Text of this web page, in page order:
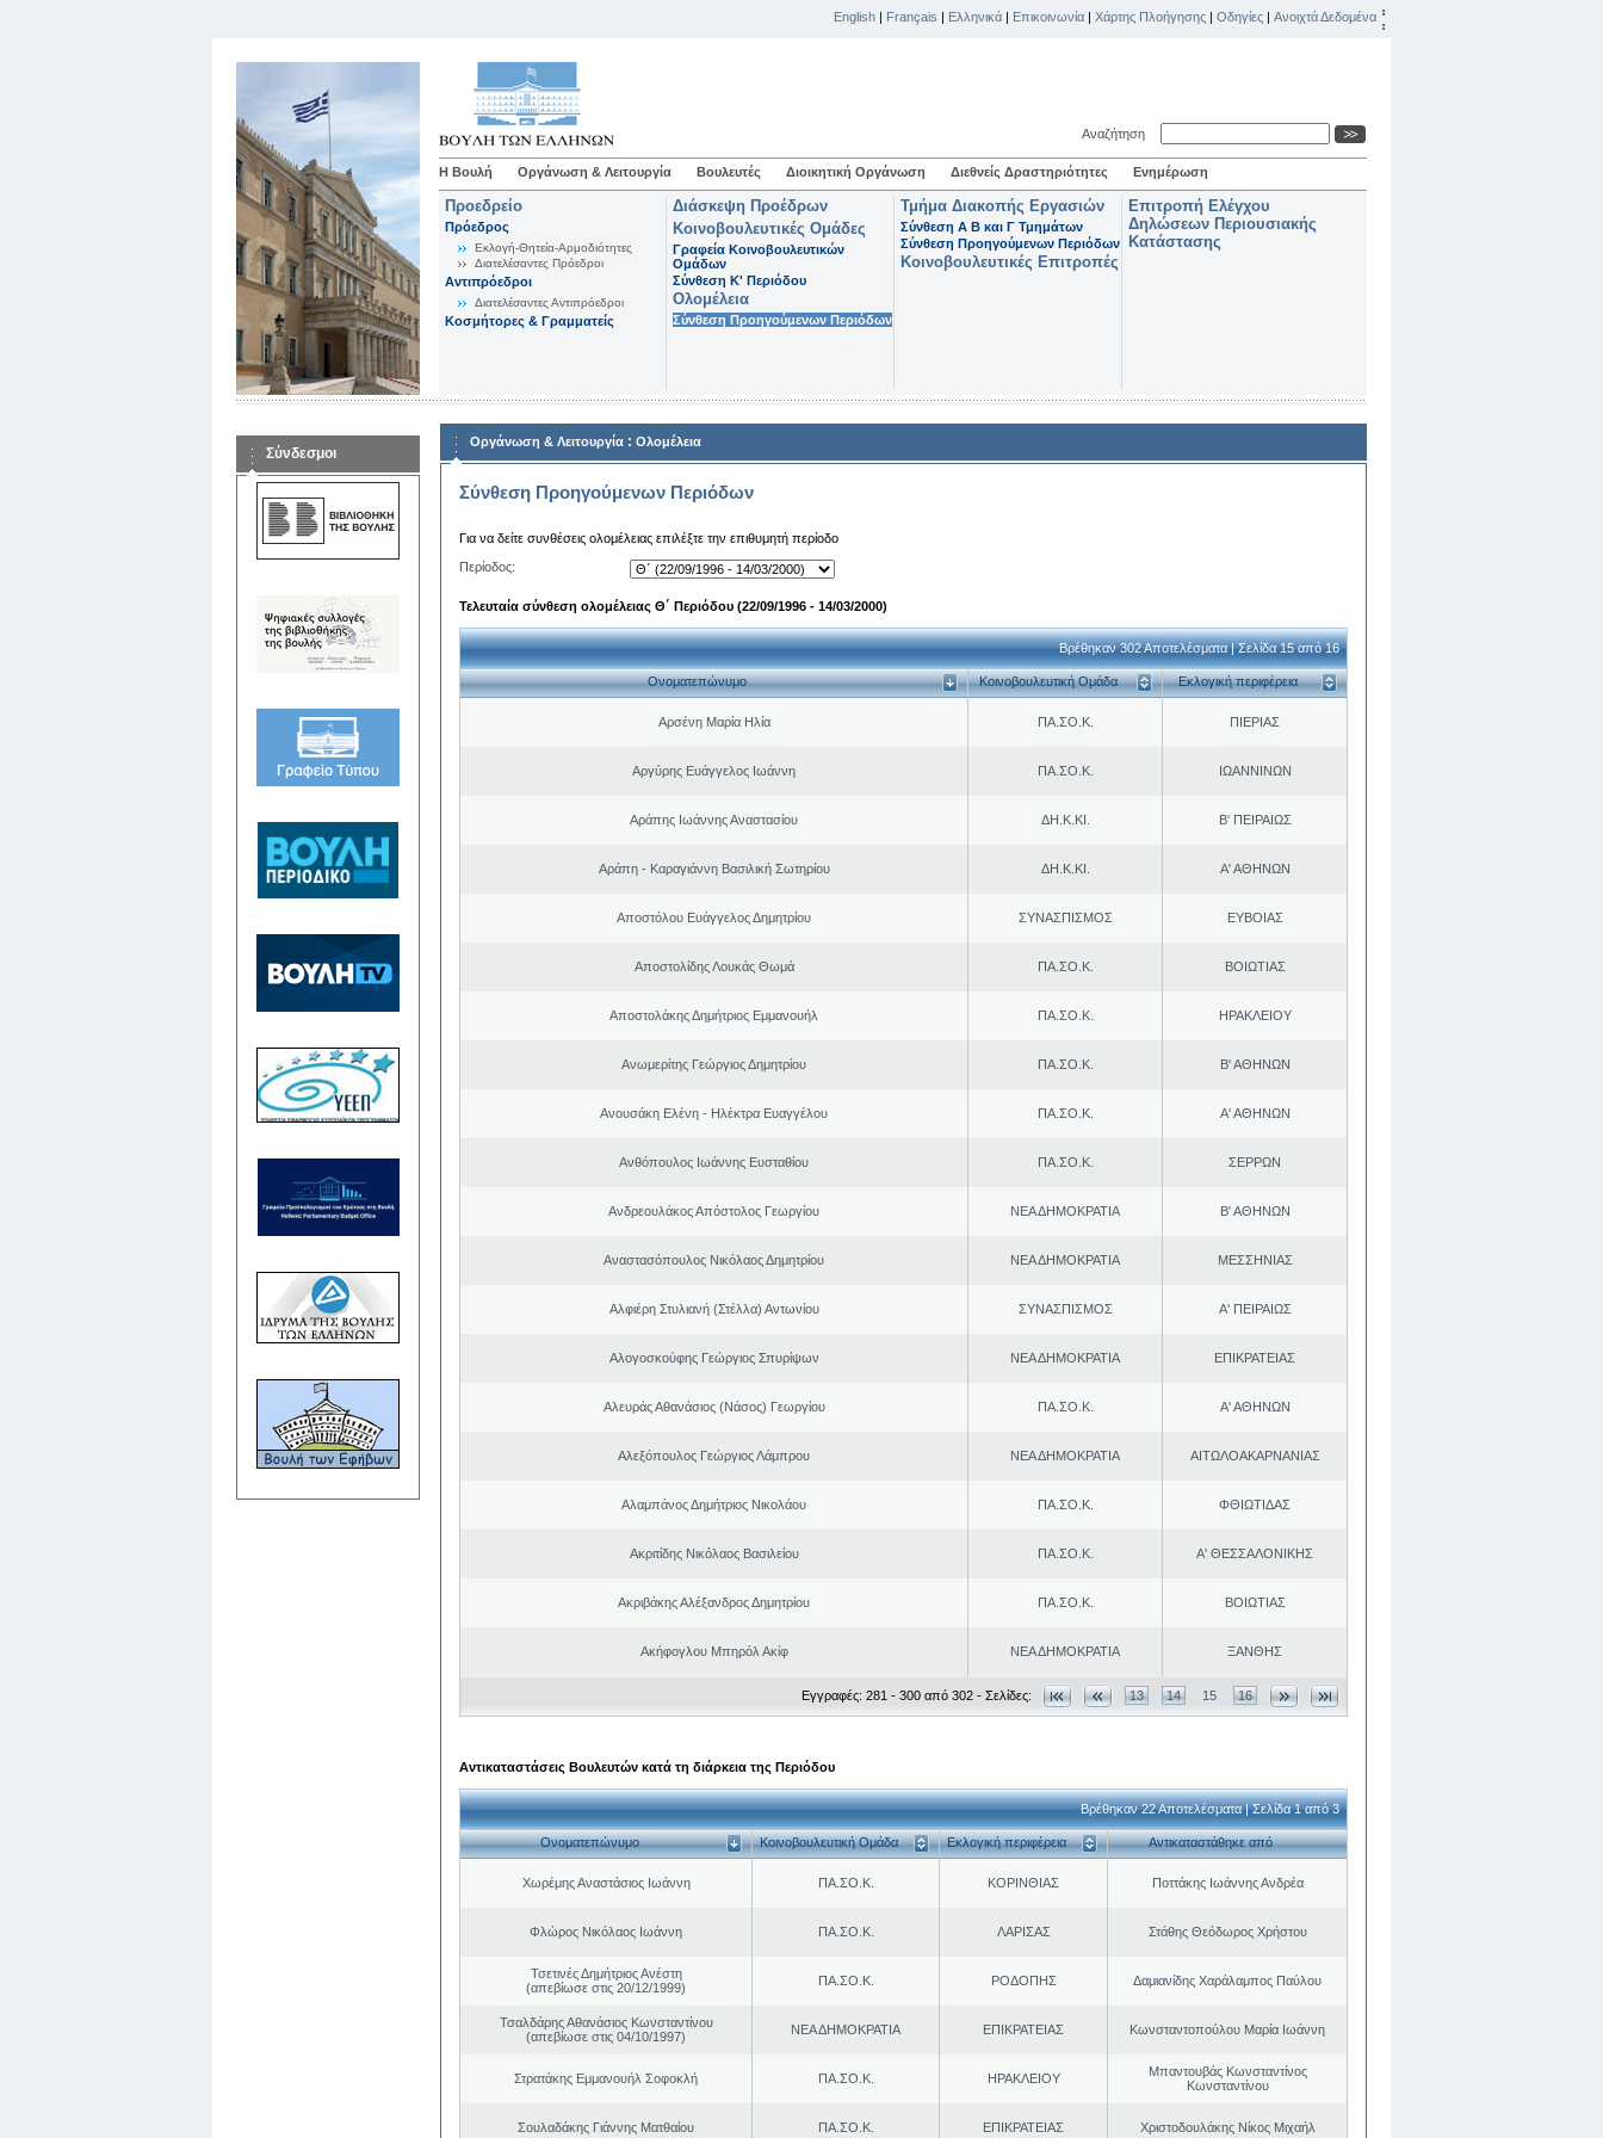
English | Français | Ελληνικά | Επικοινωνία | Χάρτης Πλοήγησης | Οδηγίες | Ανοιχτά Δεδομένα
Αναζήτηση
Η Βουλή Οργάνωση & Λειτουργία Βουλευτές Διοικητική Οργάνωση Διεθνείς Δραστηριότητες Ενημέρωση
Προεδρείο
Πρόεδρος
Εκλογή-Θητεία-Αρμοδιότητες
Διατελέσαντες Πρόεδροι
Αντιπρόεδροι
Διατελέσαντες Αντιπρόεδροι
Κοσμήτορες & Γραμματείς
Διάσκεψη Προέδρων
Κοινοβουλευτικές Ομάδες
Γραφεία Κοινοβουλευτικών
Ομάδων
Σύνθεση K' Περιόδου
Ολομέλεια
Σύνθεση Προηγούμενων Περιόδων
Τμήμα Διακοπής Εργασιών
Σύνθεση Α Β και Γ Τμημάτων
Σύνθεση Προηγούμενων Περιόδων
Κοινοβουλευτικές Επιτροπές
Επιτροπή Ελέγχου
Δηλώσεων Περιουσιακής
Κατάστασης
Σύνδεσμοι
Οργάνωση & Λειτουργία : Ολομέλεια
Σύνθεση Προηγούμενων Περιόδων
Για να δείτε συνθέσεις ολομέλειας επιλέξτε την επιθυμητή περίοδο
Περίοδος:
Τελευταία σύνθεση ολομέλειας Θ΄ Περιόδου (22/09/1996 - 14/03/2000)
Βρέθηκαν 302 Αποτελέσματα | Σελίδα 15 από 16
Ονοματεπώνυμο Κοινοβουλευτική Ομάδα Εκλογική περιφέρεια
Αρσένη Μαρία Ηλία ΠΑ.ΣΟ.Κ. ΠΙΕΡΙΑΣ
Αργύρης Ευάγγελος Ιωάννη ΠΑ.ΣΟ.Κ. ΙΩΑΝΝΙΝΩΝ
Αράπης Ιωάννης Αναστασίου ΔΗ.Κ.ΚΙ. Β' ΠΕΙΡΑΙΩΣ
Αράπη - Καραγιάννη Βασιλική Σωτηρίου ΔΗ.Κ.ΚΙ. Α' ΑΘΗΝΩΝ
Αποστόλου Ευάγγελος Δημητρίου ΣΥΝΑΣΠΙΣΜΟΣ ΕΥΒΟΙΑΣ
Αποστολίδης Λουκάς Θωμά ΠΑ.ΣΟ.Κ. ΒΟΙΩΤΙΑΣ
Αποστολάκης Δημήτριος Εμμανουήλ ΠΑ.ΣΟ.Κ. ΗΡΑΚΛΕΙΟΥ
Ανωμερίτης Γεώργιος Δημητρίου ΠΑ.ΣΟ.Κ. Β' ΑΘΗΝΩΝ
Ανουσάκη Ελένη - Ηλέκτρα Ευαγγέλου ΠΑ.ΣΟ.Κ. Α' ΑΘΗΝΩΝ
Ανθόπουλος Ιωάννης Ευσταθίου ΠΑ.ΣΟ.Κ. ΣΕΡΡΩΝ
Ανδρεουλάκος Απόστολος Γεωργίου ΝΕΑ ΔΗΜΟΚΡΑΤΙΑ Β' ΑΘΗΝΩΝ
Αναστασόπουλος Νικόλαος Δημητρίου ΝΕΑ ΔΗΜΟΚΡΑΤΙΑ ΜΕΣΣΗΝΙΑΣ
Αλφιέρη Στυλιανή (Στέλλα) Αντωνίου ΣΥΝΑΣΠΙΣΜΟΣ Α' ΠΕΙΡΑΙΩΣ
Αλογοσκούφης Γεώργιος Σπυρίψων ΝΕΑ ΔΗΜΟΚΡΑΤΙΑ ΕΠΙΚΡΑΤΕΙΑΣ
Αλευράς Αθανάσιος (Νάσος) Γεωργίου ΠΑ.ΣΟ.Κ. Α' ΑΘΗΝΩΝ
Αλεξόπουλος Γεώργιος Λάμπρου ΝΕΑ ΔΗΜΟΚΡΑΤΙΑ ΑΙΤΩΛΟΑΚΑΡΝΑΝΙΑΣ
Αλαμπάνος Δημήτριος Νικολάου ΠΑ.ΣΟ.Κ. ΦΘΙΩΤΙΔΑΣ
Ακριτίδης Νικόλαος Βασιλείου ΠΑ.ΣΟ.Κ. Α' ΘΕΣΣΑΛΟΝΙΚΗΣ
Ακριβάκης Αλέξανδρος Δημητρίου ΠΑ.ΣΟ.Κ. ΒΟΙΩΤΙΑΣ
Ακήφογλου Μπηρόλ Ακίφ ΝΕΑ ΔΗΜΟΚΡΑΤΙΑ ΞΑΝΘΗΣ
Εγγραφές: 281 - 300 από 302 - Σελίδες: 13 14 15 16
Αντικαταστάσεις Βουλευτών κατά τη διάρκεια της Περιόδου
Βρέθηκαν 22 Αποτελέσματα | Σελίδα 1 από 3
Ονοματεπώνυμο Κοινοβουλευτική Ομάδα Εκλογική περιφέρεια Αντικαταστάθηκε από
Χωρέμης Αναστάσιος Ιωάννη ΠΑ.ΣΟ.Κ. ΚΟΡΙΝΘΙΑΣ Ποττάκης Ιωάννης Ανδρέα
Φλώρος Νικόλαος Ιωάννη ΠΑ.ΣΟ.Κ. ΛΑΡΙΣΑΣ Στάθης Θεόδωρος Χρήστου
Τσετινές Δημήτριος Ανέστη
(απεβίωσε στις 20/12/1999)
ΠΑ.ΣΟ.Κ. ΡΟΔΟΠΗΣ Δαμιανίδης Χαράλαμπος Παύλου
Τσαλδάρης Αθανάσιος Κωνσταντίνου
(απεβίωσε στις 04/10/1997)
ΝΕΑ ΔΗΜΟΚΡΑΤΙΑ ΕΠΙΚΡΑΤΕΙΑΣ Κωνσταντοπούλου Μαρία Ιωάννη
Στρατάκης Εμμανουήλ Σοφοκλή ΠΑ.ΣΟ.Κ. ΗΡΑΚΛΕΙΟΥ
Μπαντουβάς Κωνσταντίνος
Κωνσταντίνου
Σουλαδάκης Γιάννης Ματθαίου ΠΑ.ΣΟ.Κ. ΕΠΙΚΡΑΤΕΙΑΣ Χριστοδουλάκης Νίκος Μιχαήλ